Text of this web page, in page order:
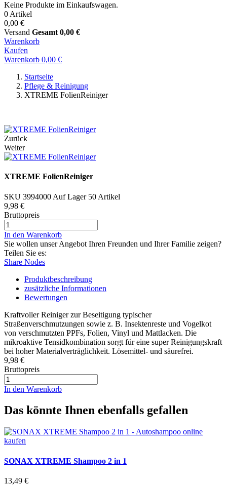
Keine Produkte im Einkaufswagen.
0 Artikel
0,00 €
Versand Gesamt 0,00 €
Warenkorb
Kaufen
Warenkorb 0,00 €
Startseite
Pflege & Reinigung
XTREME FolienReiniger
Zurück
Weiter
XTREME FolienReiniger
SKU 3994000 Auf Lager 50 Artikel
9,98 €
Bruttopreis
In den Warenkorb
Sie wollen unser Angebot Ihren Freunden und Ihrer Familie zeigen?
Teilen Sie es:
Share Nodes
Produktbeschreibung
zusätzliche Informationen
Bewertungen
Kraftvoller Reiniger zur Beseitigung typischer
Straßenverschmutzungen sowie z. B. Insektenreste und Vogelkot
von verschmutzten PPFs, Folien, Vinyl und Mattlacken. Die
mikroaktive Tensidkombination sorgt für eine super Reinigungskraft
bei hoher Materialverträglichkeit. Lösemittel- und säurefrei.
9,98 €
Bruttopreis
In den Warenkorb
Das könnte Ihnen ebenfalls gefallen
SONAX XTREME Shampoo 2 in 1
13,49 €